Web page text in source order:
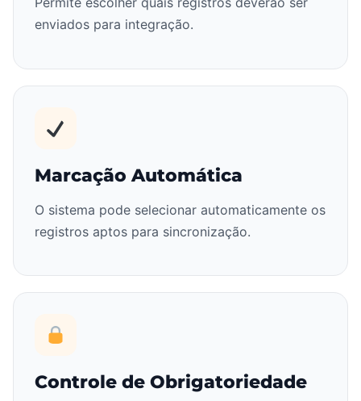
enviados para integração.
Marcação Automática
O sistema pode selecionar automaticamente os
registros aptos para sincronização.
Controle de Obrigatoriedade